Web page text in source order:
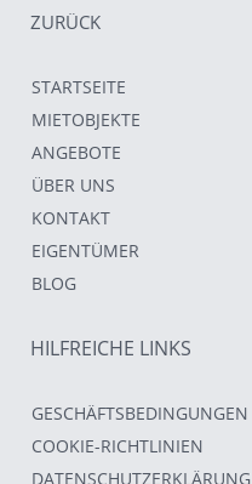
ZURÜCK
STARTSEITE
MIETOBJEKTE
ANGEBOTE
ÜBER UNS
KONTAKT
EIGENTÜMER
BLOG
HILFREICHE LINKS
GESCHÄFTSBEDINGUNGEN
COOKIE-RICHTLINIEN
DATENSCHUTZERKLÄRUNG